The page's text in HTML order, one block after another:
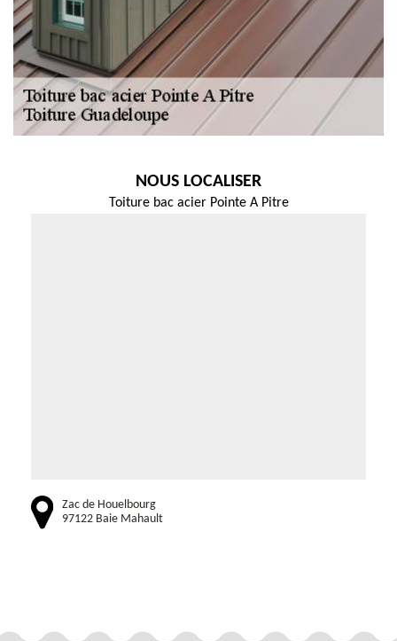
NOUS LOCALISER
Toiture bac acier Pointe A Pitre
Zac de Houelbourg
97122 Baie Mahault